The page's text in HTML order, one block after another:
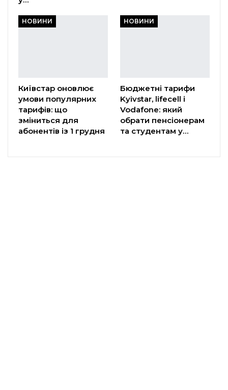
НОВИНИ
Київстар оновлює
умови популярних
тарифів: що
зміниться для
абонентів із 1 грудня
НОВИНИ
Бюджетні тарифи
Kyivstar, lifecell і
Vodafone: який
обрати пенсіонерам
та студентам у…